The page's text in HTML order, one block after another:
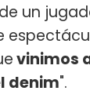
un
vinimos
denim".